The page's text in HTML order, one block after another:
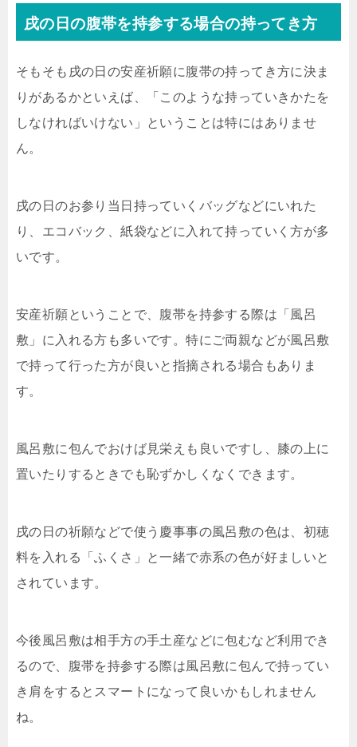
戌の日の腹帯を持参する場合の持ってき方
そもそも戌の日の安産祈願に腹帯の持ってき方に決ま
りがあるかといえば、「このような持っていきかたを
しなければいけない」ということは特にはありませ
ん。
戌の日のお参り当日持っていくバッグなどにいれた
り、エコバック、紙袋などに入れて持っていく方が多
いです。
安産祈願ということで、腹帯を持参する際は「風呂
敷」に入れる方も多いです。特にご両親などが風呂敷
で持って行った方が良いと指摘される場合もありま
す。
風呂敷に包んでおけば見栄えも良いですし、膝の上に
置いたりするときでも恥ずかしくなくできます。
戌の日の祈願などで使う慶事事の風呂敷の色は、初穂
料を入れる「ふくさ」と一緒で赤系の色が好ましいと
されています。
今後風呂敷は相手方の手土産などに包むなど利用でき
るので、腹帯を持参する際は風呂敷に包んで持ってい
き肩をするとスマートになって良いかもしれません
ね。